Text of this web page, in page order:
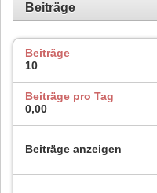
Beiträge
Beiträge
10
Beiträge pro Tag
0,00
Beiträge anzeigen